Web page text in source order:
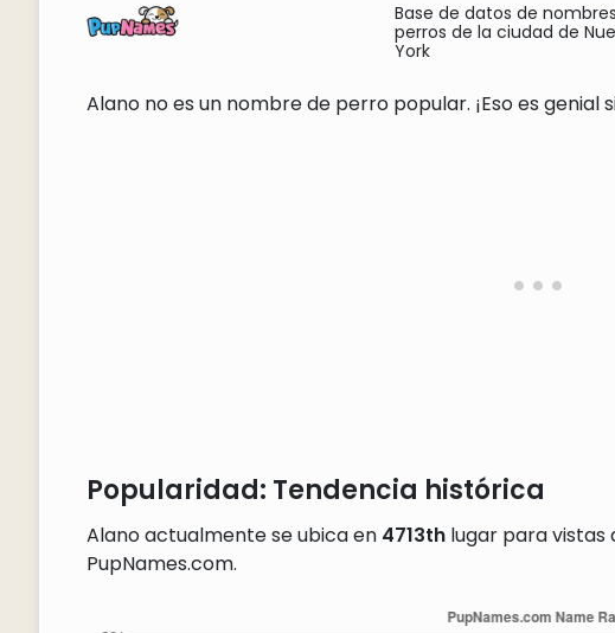
Base de datos de
perros de la ciudad de
York
Alano no es un nombre de perro popular. ¡Eso es
Popularidad: Tendencia histórica
Alano actualmente se ubica en 4713thlugar para vistas
PupNames.com.